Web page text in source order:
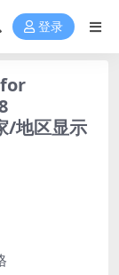
登录
/地区显示